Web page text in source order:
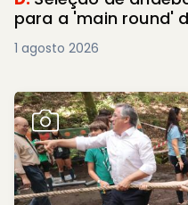
para a 'main round'
1 agosto 2026